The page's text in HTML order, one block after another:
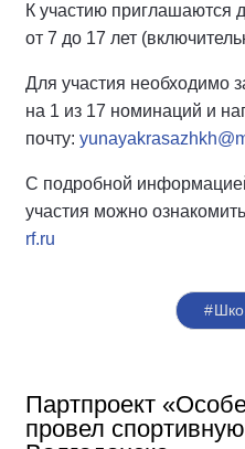
К участию приглашаются
от 7 до 17 лет
Для участия необходимо
на 1 из 17 номинаций и
почту:
С подробной
участия можно
rf.ru
Партпроект
провел